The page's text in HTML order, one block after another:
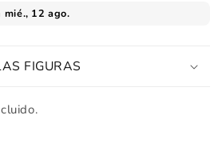
FIGURAS